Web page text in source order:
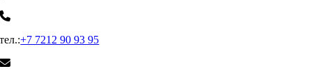
тел.:+7 7212 90 93 95